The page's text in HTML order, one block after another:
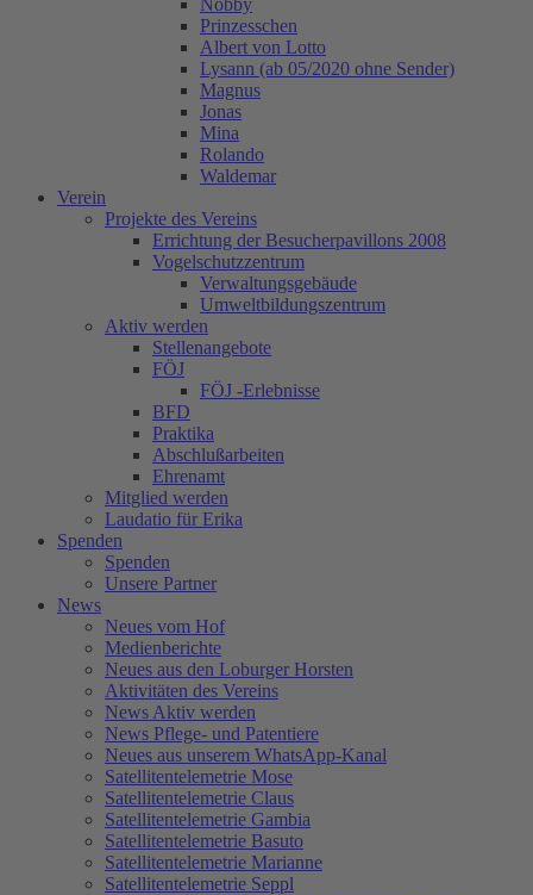
Prinzesschen
Albert von Lotto
Lysann (ab 05/2020 ohne Sender)
Magnus
Jonas
Mina
Rolando
Waldemar
Verein
Projekte des Vereins
Errichtung der Besucherpavillons 2008
Vogelschutzzentrum
Verwaltungsgebäude
Umweltbildungszentrum
Aktiv werden
Stellenangebote
FÖJ
FÖJ -Erlebnisse
BFD
Praktika
Abschlußarbeiten
Ehrenamt
Mitglied werden
Laudatio für Erika
Spenden
Spenden
Unsere Partner
News
Neues vom Hof
Medienberichte
Neues aus den Loburger Horsten
Aktivitäten des Vereins
News Aktiv werden
News Pflege- und Patentiere
Neues aus unserem WhatsApp-Kanal
Satellitentelemetrie Mose
Satellitentelemetrie Claus
Satellitentelemetrie Gambia
Satellitentelemetrie Basuto
Satellitentelemetrie Marianne
Satellitentelemetrie Seppl